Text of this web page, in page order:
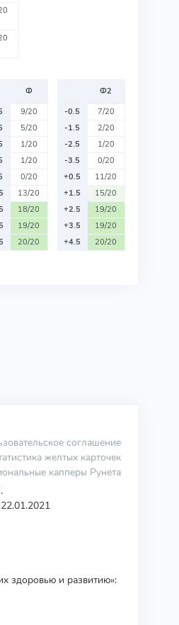
Ф
9/20
5/20
1/20
1/20
0/20
13/20
18/20
19/20
20/20
Ф2
-0.5
7/20
-1.5
2/20
-2.5
1/20
-3.5
0/20
+0.5
11/20
+1.5
15/20
+2.5
19/20
+3.5
19/20
+4.5
20/20
соглашение
желтых карточек
капперы Рунета
здоровью и развитию»: